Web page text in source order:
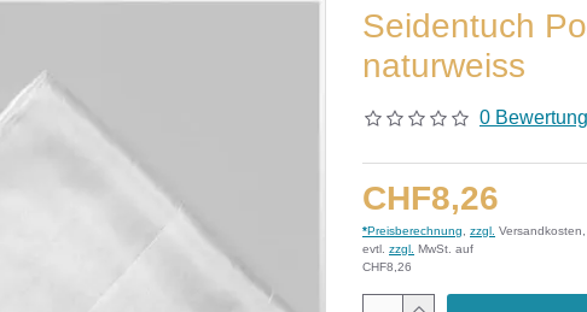
Seidentuch
naturweiss
0
CHF8,26
*Preisberechnung zzgl. Versandkosten,
evtl. zzgl. MwSt. auf
CHF8,26